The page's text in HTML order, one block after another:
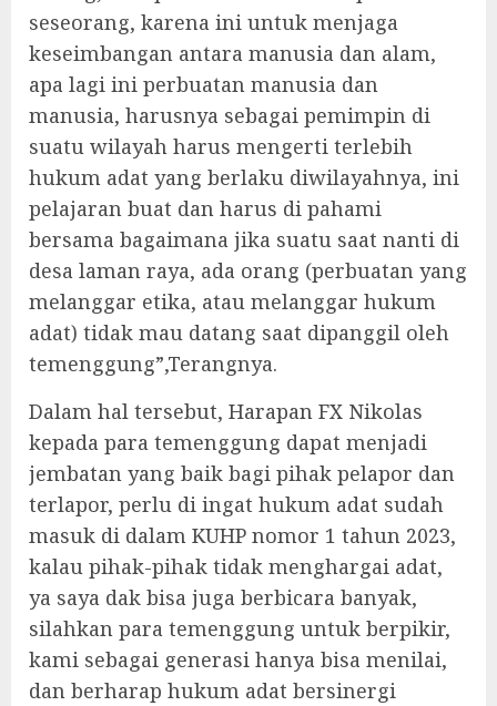
seseorang, karena ini untuk menjaga
keseimbangan antara manusia dan alam,
apa lagi ini perbuatan manusia dan
manusia, harusnya sebagai pemimpin di
suatu wilayah harus mengerti terlebih
hukum adat yang berlaku diwilayahnya, ini
pelajaran buat dan harus di pahami
bersama bagaimana jika suatu saat nanti di
desa laman raya, ada orang (perbuatan yang
melanggar etika, atau melanggar hukum
adat) tidak mau datang saat dipanggil oleh
temenggung”,Terangnya.
Dalam hal tersebut, Harapan FX Nikolas
kepada para temenggung dapat menjadi
jembatan yang baik bagi pihak pelapor dan
terlapor, perlu di ingat hukum adat sudah
masuk di dalam KUHP nomor 1 tahun 2023,
kalau pihak-pihak tidak menghargai adat,
ya saya dak bisa juga berbicara banyak,
silahkan para temenggung untuk berpikir,
kami sebagai generasi hanya bisa menilai,
dan berharap hukum adat bersinergi